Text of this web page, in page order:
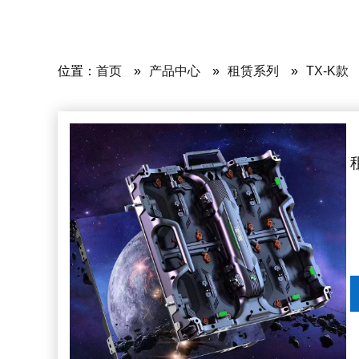
位置： 首页 » 产品中心 » 租赁系列 » TX-K款